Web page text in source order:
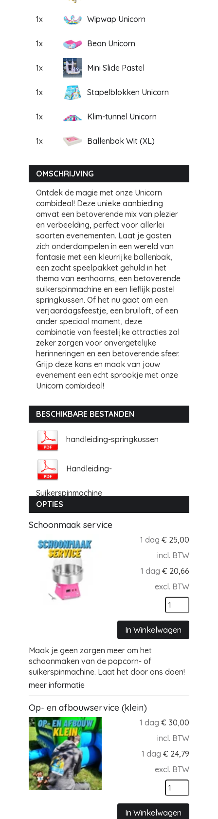
1x Wipwap Unicorn
1x Bean Unicorn
1x Mini Slide Pastel
1x Stapelblokken Unicorn
1x Klim-tunnel Unicorn
1x Ballenbak Wit (XL)
OMSCHRIJVING
Ontdek de magie met onze Unicorn
combideal! Deze unieke aanbieding
omvat een betoverende mix van plezier
en verbeelding, perfect voor allerlei
soorten evenementen. Laat je gasten
zich onderdompelen in een wereld van
fantasie met een kleurrijke ballenbak,
een zacht speelpakket gehuld in het
thema van eenhoorns, een betoverende
suikerspinmachine en een lieflijk pastel
springkussen. Of het nu gaat om een
verjaardagsfeestje, een bruiloft, of een
ander speciaal moment, deze
combinatie van feestelijke attracties zal
zeker zorgen voor onvergetelijke
herinneringen en een betoverende sfeer.
Grijp deze kans en maak van jouw
evenement een echt sprookje met onze
Unicorn combideal!
BESCHIKBARE BESTANDEN
handleiding-springkussen
Handleiding-
Suikerspinmachine
OPTIES
Schoonmaak service
1 dag € 25,00
incl. BTW
1 dag € 20,66
excl. BTW
In Winkelwagen
Maak je geen zorgen meer om het
schoonmaken van de popcorn- of
suikerspinmachine. Laat het door ons doen!
meer informatie
Op- en afbouwservice (klein)
1 dag € 30,00
incl. BTW
1 dag € 24,79
excl. BTW
In Winkelwagen